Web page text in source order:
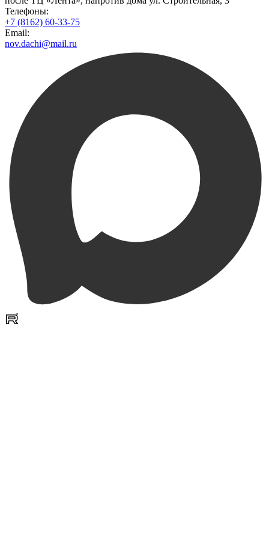
Телефоны:
+7 (8162) 60-33-75
Email:
nov.dachi@mail.ru